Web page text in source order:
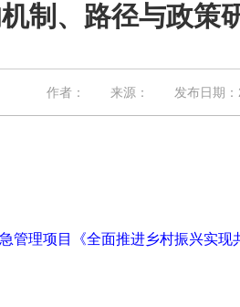
制、路径与政策
作者： 来源： 发布日期：
管理项目《全面推进乡村振兴实